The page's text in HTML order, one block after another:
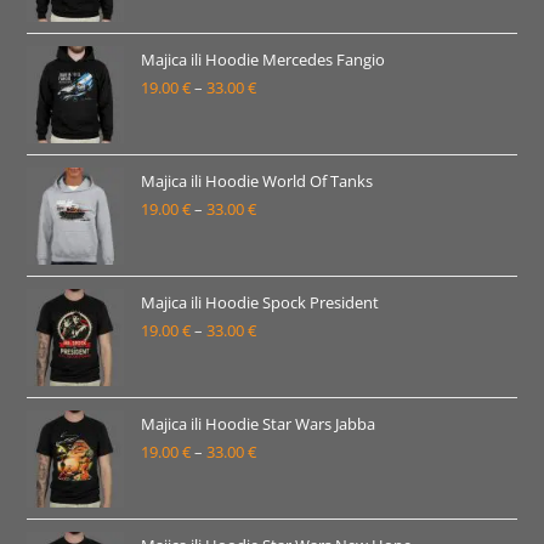
od
19.00 €
do
Majica ili Hoodie Mercedes Fangio
19.00€– 33.00€Raspon
od
19.00 €
do
Majica ili Hoodie World Of Tanks
19.00€– 33.00€Raspon
od
19.00 €
do
Majica ili Hoodie Spock President
19.00€– 33.00€Raspon
od
19.00 €
do
Majica ili Hoodie Star Wars Jabba
19.00€– 33.00€Raspon
od